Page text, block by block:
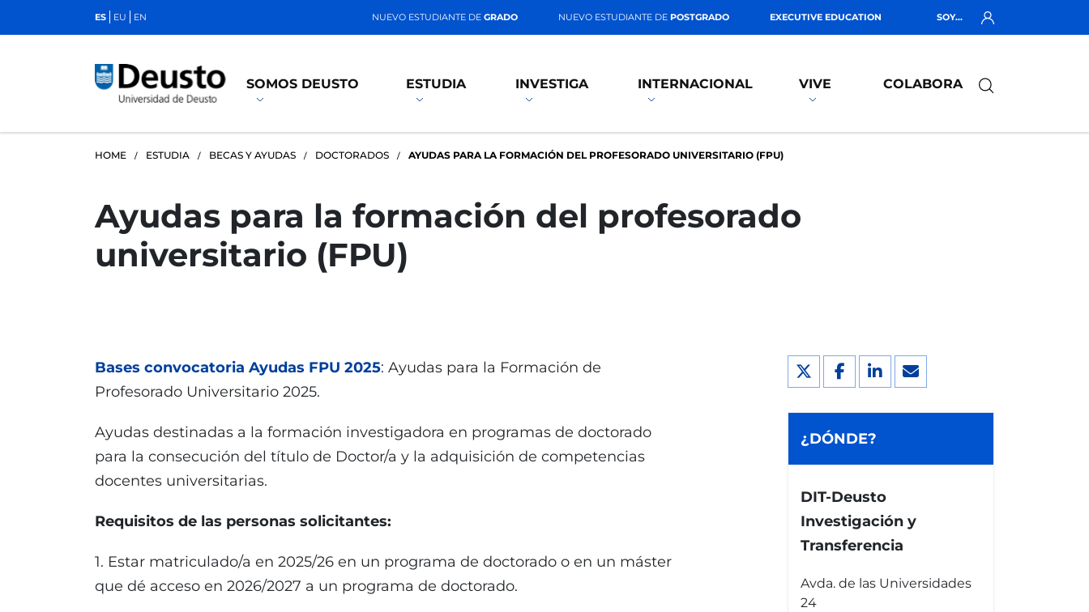
ES EU EN NUEVO ESTUDIANTE DEGRADO NUEVO ESTUDIANTE DE POSTGRADO EXECUTIVE EDUCATION SOY...
SOMOS DEUSTO ESTUDIA INVESTIGA INTERNACIONAL VIVE COLABORA
HOME ESTUDIA BECAS Y AYUDAS DOCTORADOS AYUDAS PARA LA FORMACIÓN DEL PROFESORADO UNIVERSITARIO (FPU)
Ayudas para la formación del profesorado
universitario (FPU)
Bases convocatoria Ayudas FPU 2025: Ayudas para la Formación de
Profesorado Universitario 2025.
Ayudas destinadas a la formación investigadora en programas de doctorado
para la consecución del título de Doctor/a y la adquisición de competencias
docentes universitarias.
Requisitos de las personas solicitantes:
1. Estar matriculado/a en 2025/26 en un programa de doctorado o en un máster
que dé acceso en 2026/2027 a un programa de doctorado.
¿DÓNDE?
DIT-Deusto
Investigación y
Transferencia
Avda. de las Universidades
24